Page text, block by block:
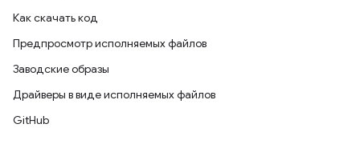
Как скачать код
Предпросмотр исполняемых файлов
Заводские образы
Драйверы в виде исполняемых файлов
GitHub